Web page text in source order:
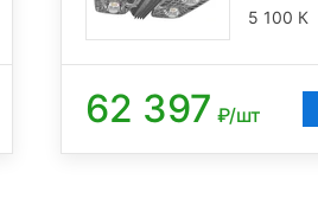
5 100 К
62 397 ₽/шт